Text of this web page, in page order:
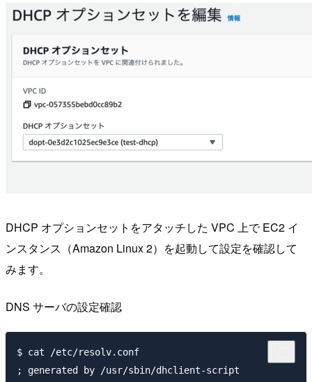
DHCP オプションセットをアタッチした VPC 上で EC2 イ
ンスタンス（Amazon Linux 2）を起動して設定を確認して
みます。
DNS サーバの設定確認
$ cat /etc/resolv.conf
; generated by /usr/sbin/dhclient-script